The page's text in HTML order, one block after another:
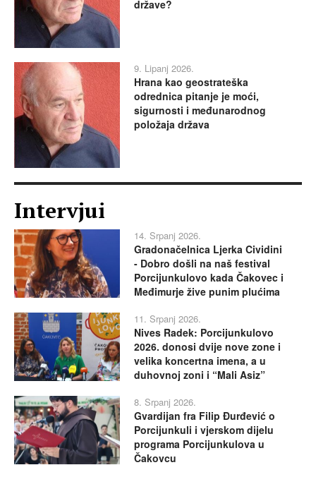
države?
9. Lipanj 2026.
Hrana kao geostrateška
odrednica pitanje je moći,
sigurnosti i međunarodnog
položaja država
Intervjui
14. Srpanj 2026.
Gradonačelnica Ljerka Cividini
- Dobro došli na naš festival
Porcijunkulovo kada Čakovec i
Međimurje žive punim plućima
11. Srpanj 2026.
Nives Radek: Porcijunkulovo
2026. donosi dvije nove zone i
velika koncertna imena, a u
duhovnoj zoni i “Mali Asiz”
8. Srpanj 2026.
Gvardijan fra Filip Đurđević o
Porcijunkuli i vjerskom dijelu
programa Porcijunkulova u
Čakovcu